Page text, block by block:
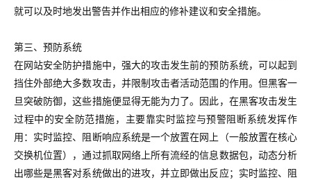
就可以及时地发出警告并作出相应的修补建议和安全措施。
第三、预防系统
在网站安全防护措施中，强大的攻击发生前的预防系统，可以起到
挡住外部绝大多数攻击，并限制攻击者活动范围的作用。但黑客一
旦突破防御，这些措施便显得无能为力了。因此，在黑客攻击发生
过程中的安全防范措施，主要靠实时监控与预警阻断系统发挥作
用：实时监控、阻断响应系统是一个放置在网上（一般放置在核心
交换机位置），通过抓取网络上所有流经的信息数据包，动态分析
出哪些是黑客对系统做出的进攻，并立即做出反应；实时监控、阻